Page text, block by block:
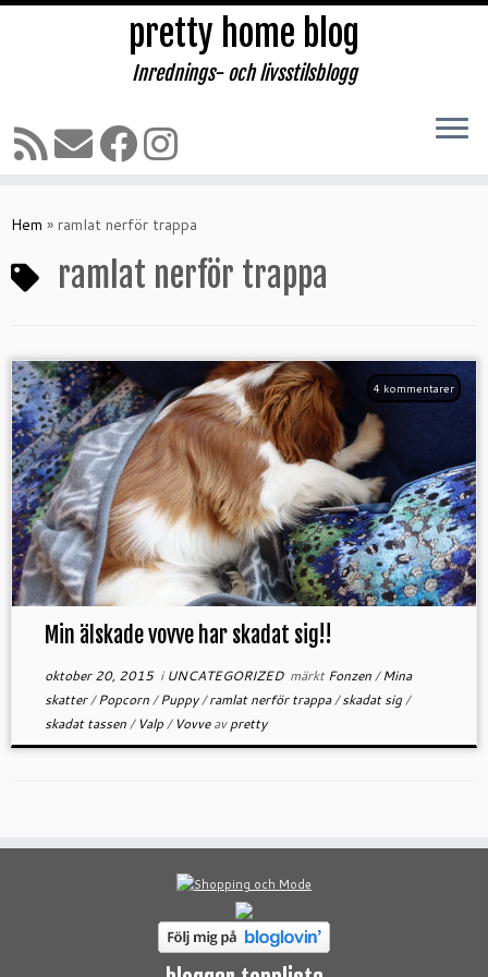
till
pretty home blog
Inrednings- och livsstilsblogg
Hem » ramlat nerför trappa
ramlat nerför trappa
4 kommentarer
Min älskade vovve har skadat sig!!
oktober 20, 2015i UNCATEGORIZED märktFonzen/Mina
skatter/Popcorn/Puppy/ramlat nerför trappa/skadat sig/
skadat tassen/ Valp/ Vovveavpretty